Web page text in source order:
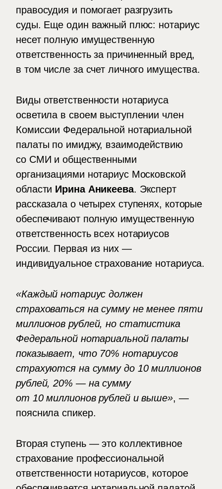
правосудия и помогает разгрузить
суды. Еще один важный плюс: нотариус
несет полную имущественную
ответственность за причиненный вред,
в том числе за счет личного имущества.
Виды ответственности нотариуса
осветила в своем выступлении член
Комиссии Федеральной нотариальной
палаты по имиджу, взаимодействию
со СМИ и общественными
организациями нотариус Московской
области Ирина Аникеева. Эксперт
рассказала о четырех ступенях, которые
обеспечивают полную имущественную
ответственность всех нотариусов
России. Первая из них —
индивидуальное страхование нотариуса.
«Каждый нотариус должен
страховаться на сумму не менее пяти
миллионов рублей, но статистика
Федеральной нотариальной палаты
показывает, что 70% нотариусов
страхуются на сумму до 10 миллионов
рублей, 20% — на сумму
от 10 миллионов рублей и выше», —
пояснила спикер.
Вторая ступень — это коллективное
страхование профессиональной
ответственности нотариусов, которое